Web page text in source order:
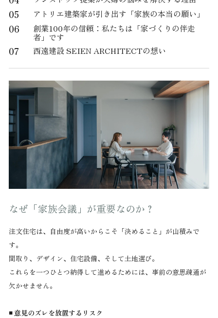
05 アトリエ建築家が引き出す「家族の本当の願い」
06 創業100年の信頼：私たちは「家づくりの伴走
者」です
07 西遠建設 SEIEN ARCHITECTの想い
なぜ「家族会議」が重要なのか？
注文住宅は、自由度が高いからこそ「決めること」が山積みで
す。
間取り、デザイン、住宅設備、そして土地選び。
これらを一つひとつ納得して進めるためには、事前の意思疎通が
欠かせません。
◾️ 意見のズレを放置するリスク